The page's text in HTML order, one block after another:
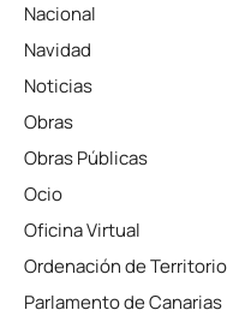
Nacional
Navidad
Noticias
Obras
Obras Públicas
Ocio
Oficina Virtual
Ordenación de Territorio
Parlamento de Canarias